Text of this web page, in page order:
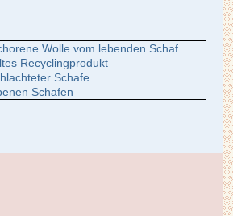
Wolle vom lebenden Schaf
Recyclingprodukt
Schafe
Schafen